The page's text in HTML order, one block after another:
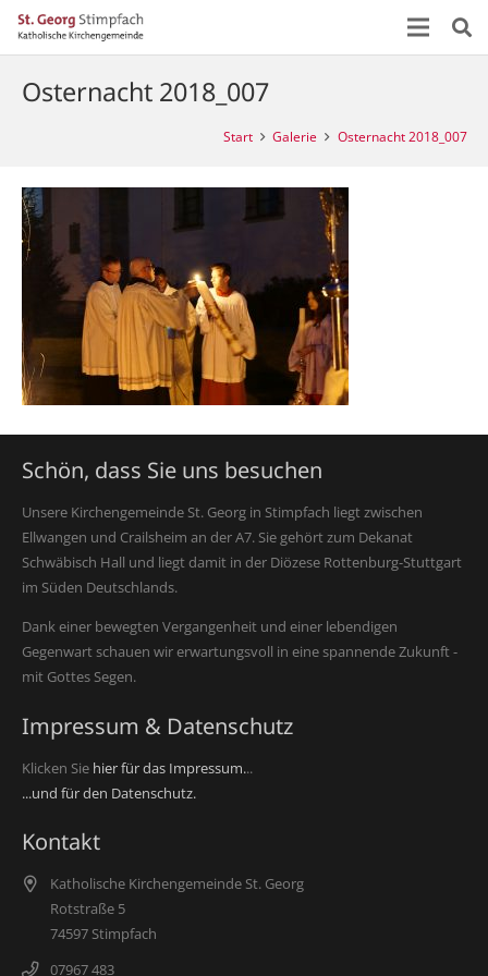
Osternacht 2018_007
Start Galerie Osternacht 2018_007
Schön, dass Sie uns besuchen
Unsere Kirchengemeinde St. Georg in Stimpfach liegt zwischen
Ellwangen und Crailsheim an der A7. Sie gehört zum Dekanat
Schwäbisch Hall und liegt damit in der Diözese Rottenburg-Stuttgart
im Süden Deutschlands.
Dank einer bewegten Vergangenheit und einer lebendigen
Gegenwart schauen wir erwartungsvoll in eine spannende Zukunft -
mit Gottes Segen.
Impressum & Datenschutz
Klicken Sie hier für das Impressum...
...und für den Datenschutz.
Kontakt
Katholische Kirchengemeinde St. Georg
Rotstraße 5
74597 Stimpfach
07967 483